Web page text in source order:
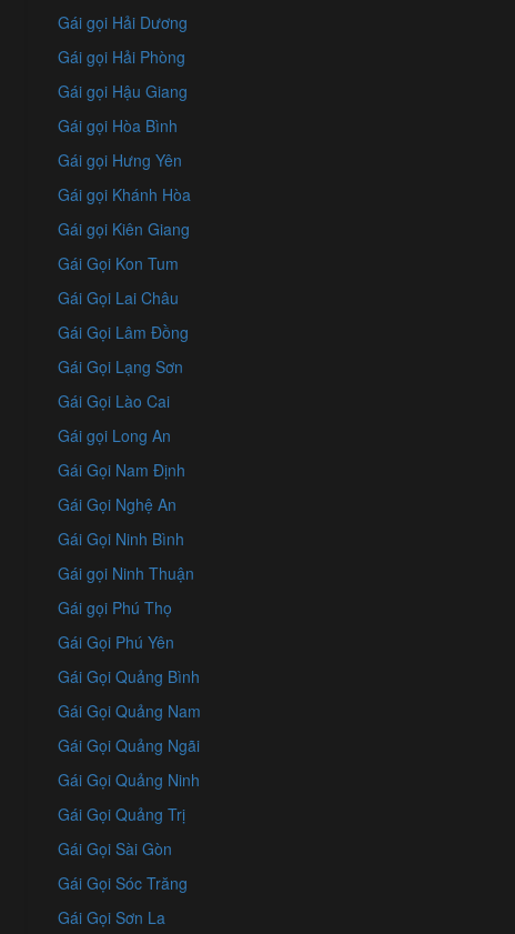
Gái gọi Hải Dương
Gái gọi Hải Phòng
Gái gọi Hậu Giang
Gái gọi Hòa Bình
Gái gọi Hưng Yên
Gái gọi Khánh Hòa
Gái gọi Kiên Giang
Gái Gọi Kon Tum
Gái Gọi Lai Châu
Gái Gọi Lâm Đồng
Gái Gọi Lạng Sơn
Gái Gọi Lào Cai
Gái gọi Long An
Gái Gọi Nam Định
Gái Gọi Nghệ An
Gái Gọi Ninh Bình
Gái gọi Ninh Thuận
Gái gọi Phú Thọ
Gái Gọi Phú Yên
Gái Gọi Quảng Bình
Gái Gọi Quảng Nam
Gái Gọi Quảng Ngãi
Gái Gọi Quảng Ninh
Gái Gọi Quảng Trị
Gái Gọi Sài Gòn
Gái Gọi Sóc Trăng
Gái Gọi Sơn La